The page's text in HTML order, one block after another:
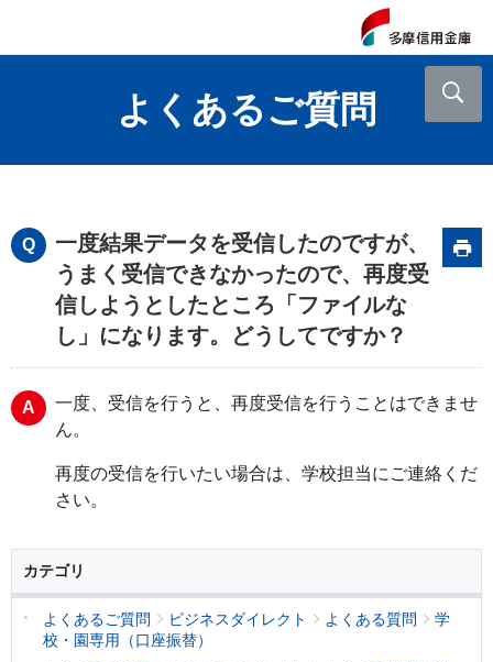
よくあるご質問
一度結果データを受信したのですが、
うまく受信できなかったので、再度受
信しようとしたところ「ファイルな
し」になります。どうしてですか？
一度、受信を行うと、再度受信を行うことはできませ
ん。
再度の受信を行いたい場合は、学校担当にご連絡くだ
さい。
カテゴリ
よくあるご質問 ビジネスダイレクト よくある質問
学
校・園専用（口座振替）